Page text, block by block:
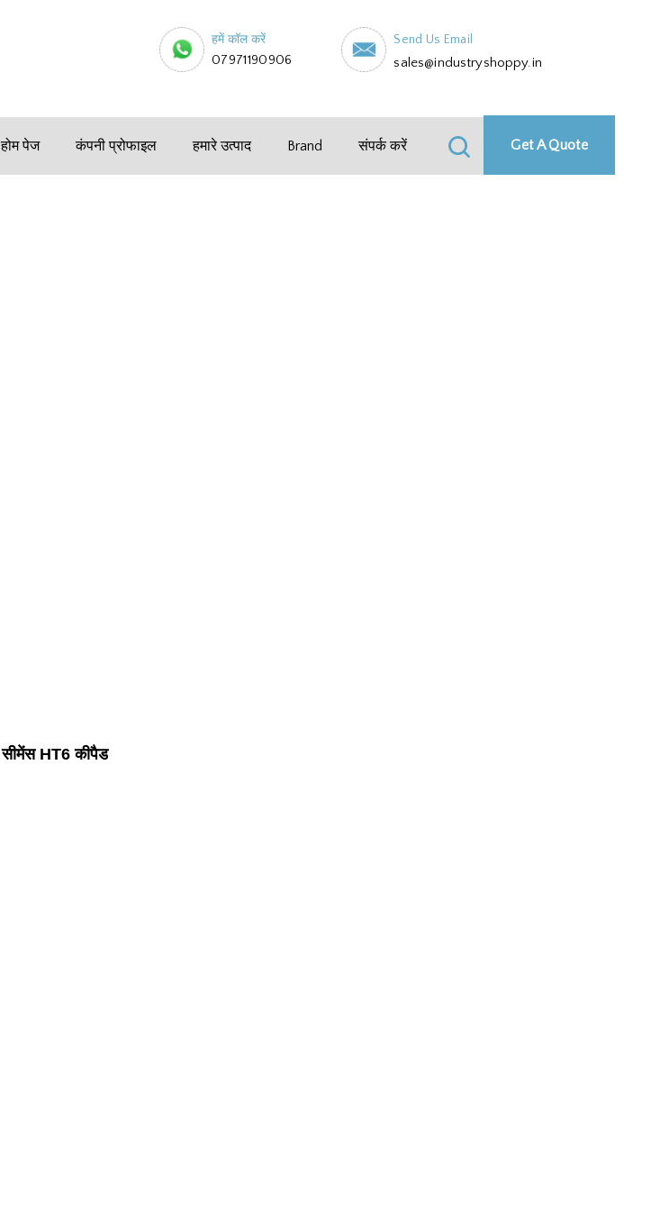
हमें कॉल करें
07971190906
Send Us Email
sales@industryshoppy.in
Get A Quote
होम पेज कंपनी प्रोफाइल हमारे उत्पाद Brand संपर्क करें
सीमेंस HT6 कीपैड